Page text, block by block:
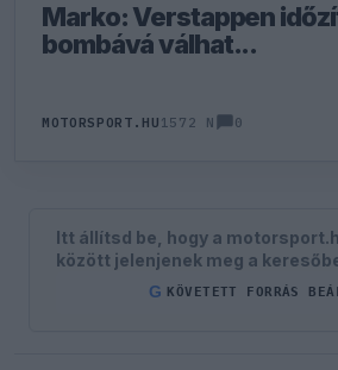
Marko: Verstappen
bombává válhat...
MOTORSPORT.HU 1572 N 0
Itt állítsd be, hogy a
között jelenjenek meg a
G KÖVETETT FORRÁS